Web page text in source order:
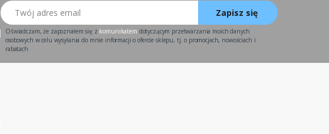
Twój adres email
Zapisz się
Oświadczam, że zapoznałem się z komunikatem dotyczącym przetwarzania moich danych
osobowych w celu wysyłania do mnie informacji o ofercie sklepu, tj. o promocjach, nowościach i
rabatach